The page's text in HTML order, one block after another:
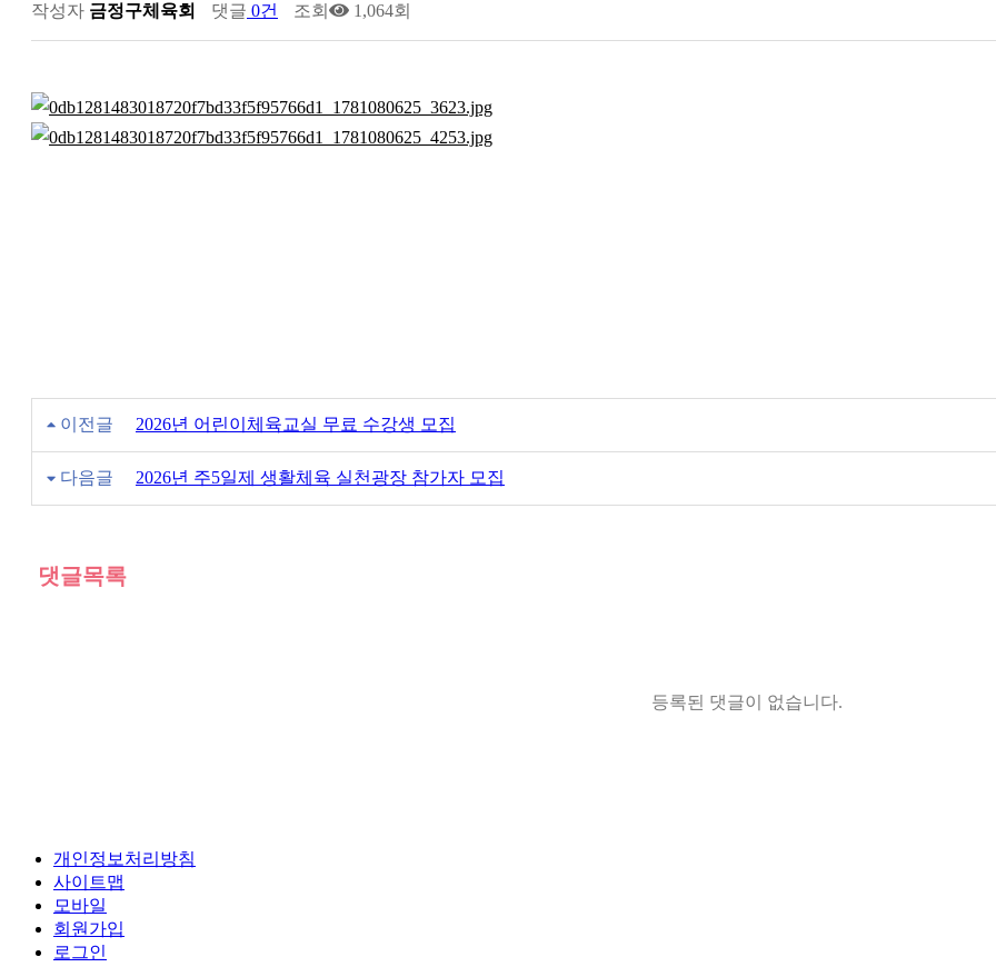
작성자 금정구체육회 댓글 0건 조회 1,064회
이전글 2026년 어린이체육교실 무료 수강생 모집
다음글 2026년 주5일제 생활체육 실천광장 참가자 모집
댓글목록
등록된 댓글이 없습니다.
개인정보처리방침
사이트맵
모바일
회원가입
로그인